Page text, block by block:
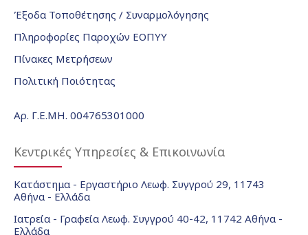
Έξοδα Τοποθέτησης / Συναρμολόγησης
Πληροφορίες Παροχών ΕΟΠΥΥ
Πίνακες Μετρήσεων
Πολιτική Ποιότητας
Αρ. Γ.Ε.ΜΗ. 004765301000
Κεντρικές Υπηρεσίες & Επικοινωνία
Κατάστημα - Εργαστήριο Λεωφ. Συγγρού 29, 11743
Αθήνα - Ελλάδα
Ιατρεία - Γραφεία Λεωφ. Συγγρού 40-42, 11742 Αθήνα -
Ελλάδα